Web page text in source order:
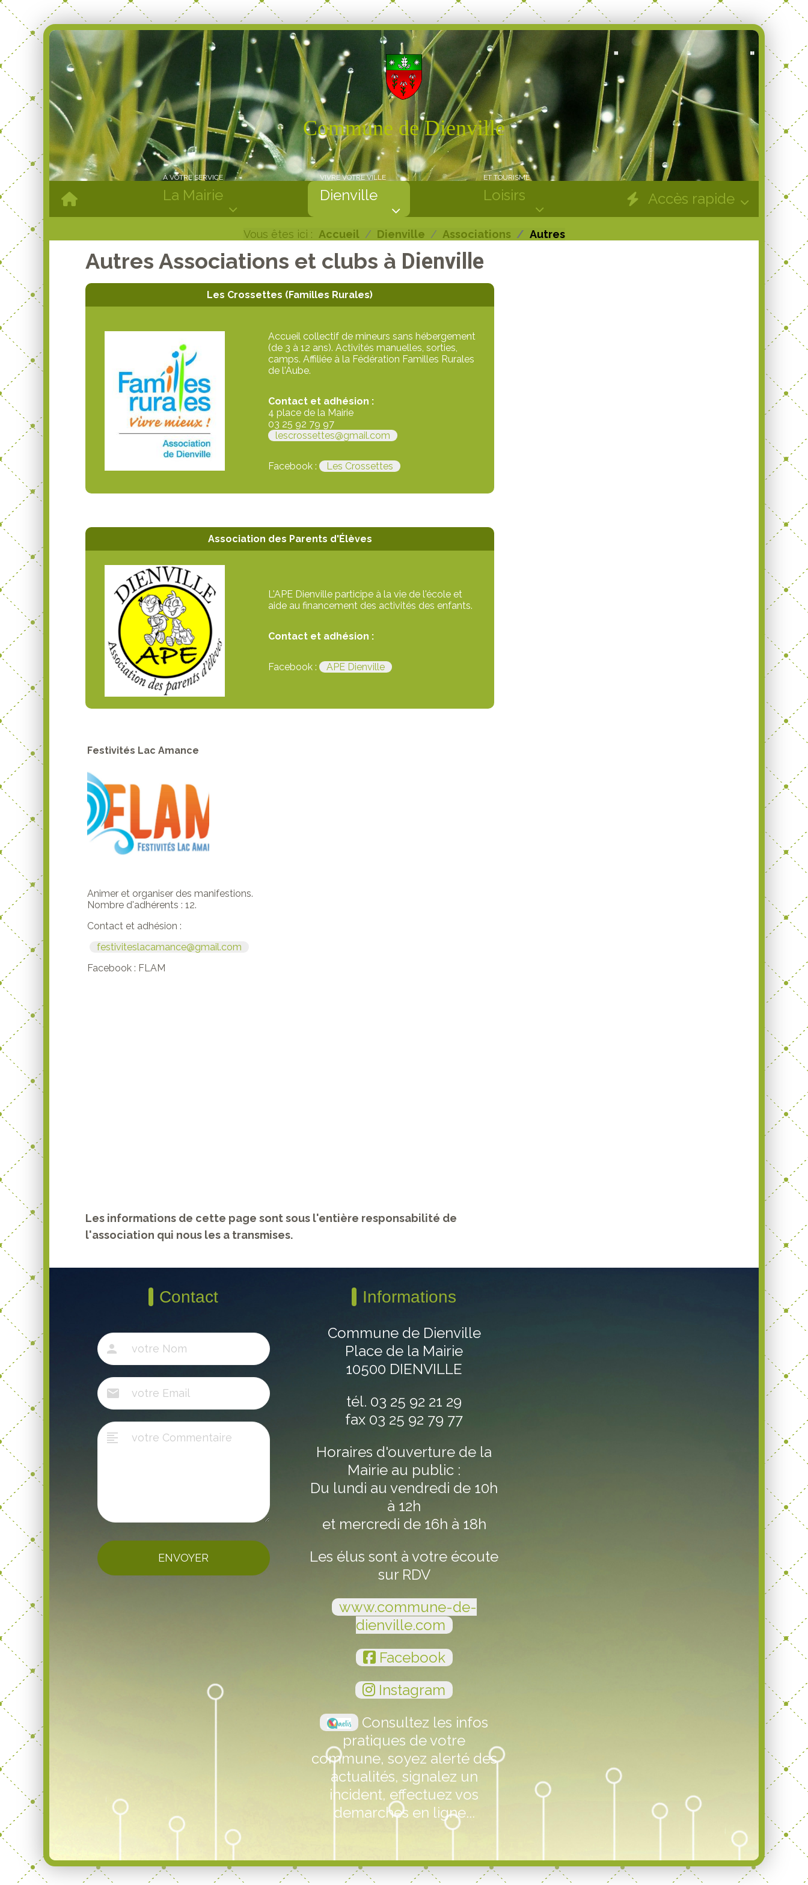
Commune de Dienville
La Mairie
À VOTRE SERVICE
Dienville
VIVRE VOTRE VILLE
Loisirs
ET TOURISME
Accès rapide
Vous êtes ici : Accueil Dienville Associations Autres
Autres Associations et clubs à Dienville
Les Crossettes (Familles Rurales)
Accueil collectif de mineurs sans hébergement
(de 3 à 12 ans). Activités manuelles, sorties,
camps. Affiliée à la Fédération Familles Rurales
de l'Aube.
Contact et adhésion :
4 place de la Mairie
03 25 92 79 97
lescrossettes@gmail.com
Facebook : Les Crossettes
Association des Parents d'Élèves
L'APE Dienville participe à la vie de l'école et
aide au financement des activités des enfants.
Contact et adhésion :
Facebook : APE Dienville
Festivités Lac Amance
Animer et organiser des manifestions.
Nombre d'adhérents : 12.
Contact et adhésion :
festiviteslacamance@gmail.com
Facebook : FLAM
Les informations de cette page sont sous l'entière responsabilité de
l'association qui nous les a transmises.
Contact
ENVOYER
Informations
Commune de Dienville
Place de la Mairie
10500 DIENVILLE
tél. 03 25 92 21 29
fax 03 25 92 79 77
Horaires d'ouverture de la
Mairie au public :
Du lundi au vendredi de 10h
à 12h
et mercredi de 16h à 18h
Les élus sont à votre écoute
sur RDV
www.commune-de-
dienville.com
Facebook
Instagram
Consultez les infos
pratiques de votre
commune, soyez alerté des
actualités, signalez un
incident, effectuez vos
demarches en ligne...